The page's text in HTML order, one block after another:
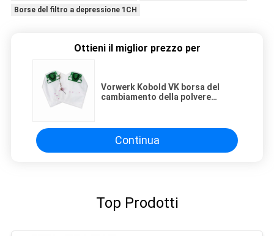
Borse del filtro a depressione 1CH
Ottieni il miglior prezzo per
Vorwerk Kobold VK borsa del
cambiamento della polvere
Continua
Top Prodotti